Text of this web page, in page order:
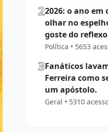
22026: o ano em
olhar no
goste do
Política • 5653
3Fanáticos
Ferreira como
um apóstolo.
Geral • 5310